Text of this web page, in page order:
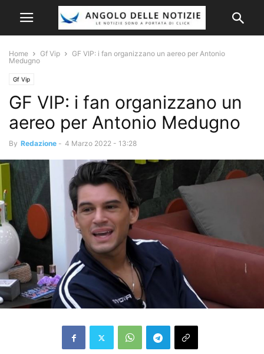
Home Gf Vip
GF VIP: i fan organizzano un aereo per Antonio
Medugno
Gf Vip
GF VIP: i fan organizzano un
aereo per Antonio Medugno
By Redazione - 4 Marzo 2022 - 13:28